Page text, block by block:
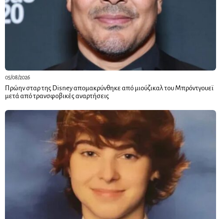
05/08/2026
Πρώην σταρ της Disney απομακρύνθηκε από μιούζικαλ του Μπρόντγουεϊ
μετά από τρανσφοβικές αναρτήσεις